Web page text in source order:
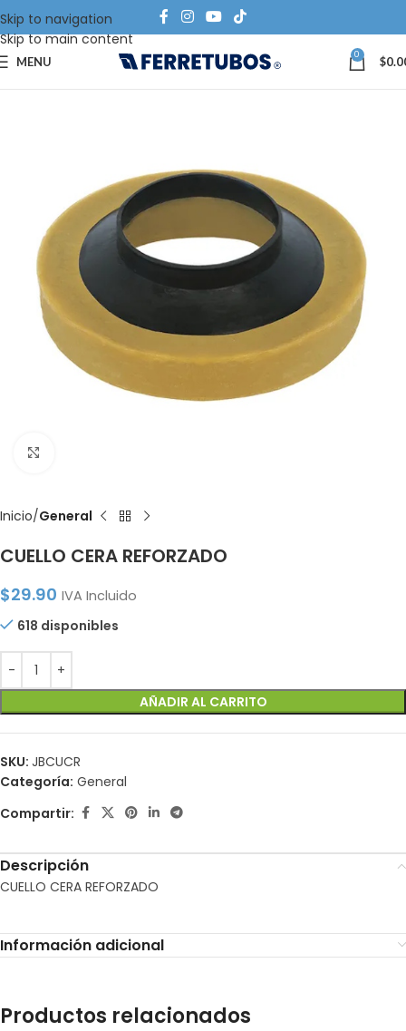
Skip to navigation
Skip to main content
MENU 0 $
Inicio General
CUELLO CERA REFORZADO
$29.90 IVA Incluido
618 disponibles
AÑADIR AL CARRITO
SKU: JBCUCR
Categoría: General
Compartir:
Descripción
CUELLO CERA REFORZADO
Información adicional
Productos relacionados